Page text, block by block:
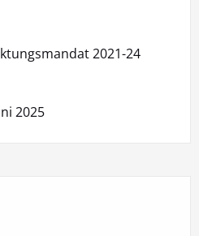
2021-24
2025